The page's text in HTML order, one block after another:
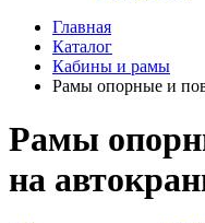
Главная
Каталог
Кабины и рамы
Рамы опорные и
Рамы
на